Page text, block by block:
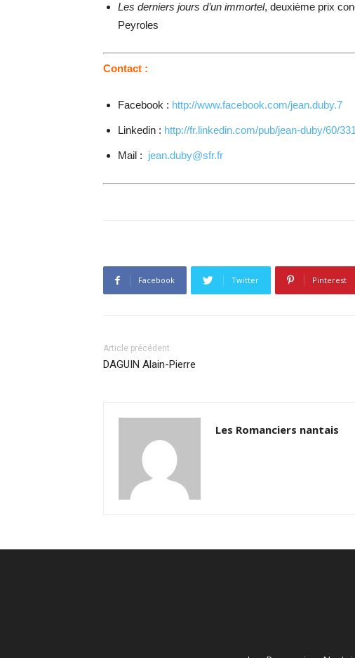
Les derniers jours d’un immortel, deuxième prix
Peyroles
Contact :
Facebook : http://www.facebook.com/jean.duby.7
Linkedin : http://fr.linkedin.com/pub/jean-duby/60/
Mail : jean.duby@sfr.fr
Facebook Twitter Pinterest
Article précédent
DAGUIN Alain-Pierre
Les Romanciers nantais